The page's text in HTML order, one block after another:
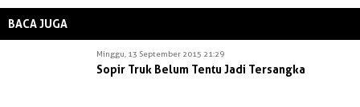
BACA JUGA
Minggu, 13 September 2015 21:29
Sopir Truk Belum Tentu Jadi Tersangka